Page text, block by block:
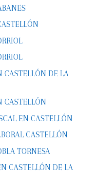
CASTELLÓN DE LA
CASTELLÓN
EN CASTELLÓN
CASTELLÓN
TORNESA
CASTELLÓN DE LA